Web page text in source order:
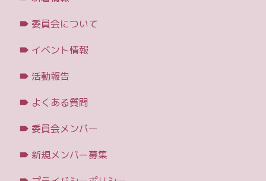
委員会について
イベント情報
活動報告
よくある質問
委員会メンバー
新規メンバー募集